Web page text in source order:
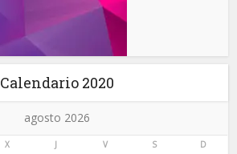
Calendario 2020
agosto 2026
X J V S D